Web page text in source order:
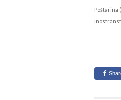
Poštarina